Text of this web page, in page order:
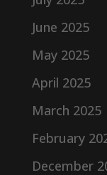
June 2025
May 2025
April 2025
March 2025
February
December